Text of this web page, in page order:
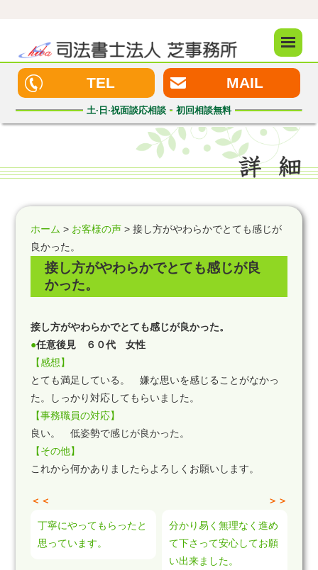
メニュ
TEL MAIL
土·日·祝面談応相談 初回相談無料
ホーム > お客様の声> 接し方がやわらかでとても感じが
良かった。
接し方がやわらかでとても感じが良
かった。
接し方がやわらかでとても感じが良かった。
●任意後見 ６０代 女性
【感想】
とても満足している。 嫌な思いを感じることがなかっ
た。しっかり対応してもらいました。
【事務職員の対応】
良い。 低姿勢で感じが良かった。
【その他】
これから何かありましたらよろしくお願いします。
＜＜
丁寧にやってもらったと
思っています。
＞＞
分かり易く無理なく進め
て下さって安心してお願
い出来ました。